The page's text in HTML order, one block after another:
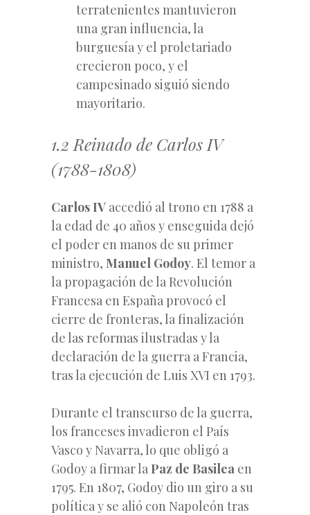
terratenientes mantuvieron
una gran influencia, la
burguesía y el proletariado
crecieron poco, y el
campesinado siguió siendo
mayoritario.
1.2 Reinado de Carlos IV
(1788-1808)
Carlos IV accedió al trono en 1788 a
la edad de 40 años y enseguida dejó
el poder en manos de su primer
ministro, Manuel Godoy. El temor a
la propagación de la Revolución
Francesa en España provocó el
cierre de fronteras, la finalización
de las reformas ilustradas y la
declaración de la guerra a Francia,
tras la ejecución de Luis XVI en 1793.
Durante el transcurso de la guerra,
los franceses invadieron el País
Vasco y Navarra, lo que obligó a
Godoy a firmar la Paz de Basilea en
1795. En 1807, Godoy dio un giro a su
política y se alió con Napoleón tras